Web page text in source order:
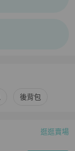
後背包
逛逛賣場